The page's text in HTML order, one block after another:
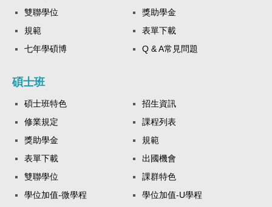
雙聯學位
獎助學金
規範
表單下載
七年學碩博
Q & A常見問題
碩士班
碩士班特色
招生資訊
修業規定
課程列表
獎助學金
規範
表單下載
出國機會
雙聯學位
課群特色
學位加值-微學程
學位加值-U學程